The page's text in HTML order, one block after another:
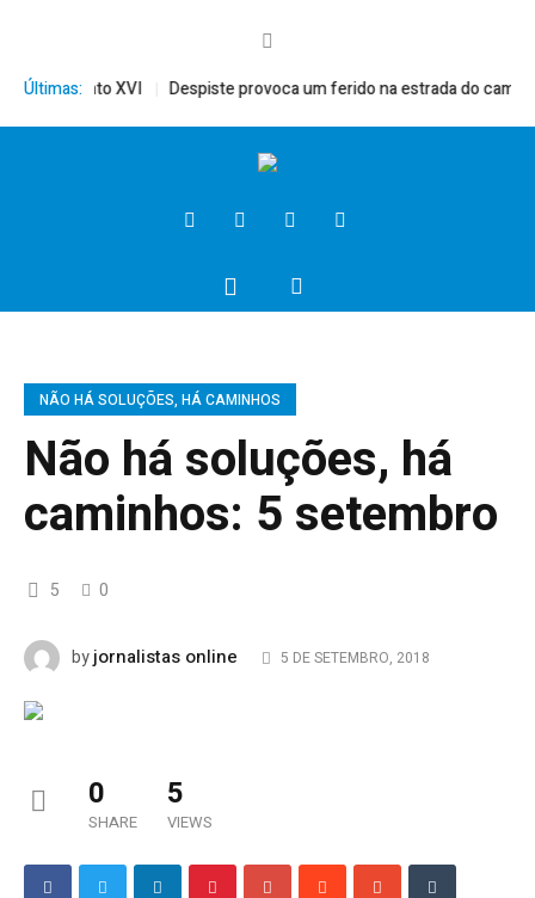
Últimas:
Bento XVI Despiste provoca um ferido na estrada do campo
NÃO HÁ SOLUÇÕES, HÁ CAMINHOS
Não há soluções, há
caminhos: 5 setembro
5 0
byjornalistas online 5 DE SETEMBRO, 2018
0
SHARE
5
VIEWS